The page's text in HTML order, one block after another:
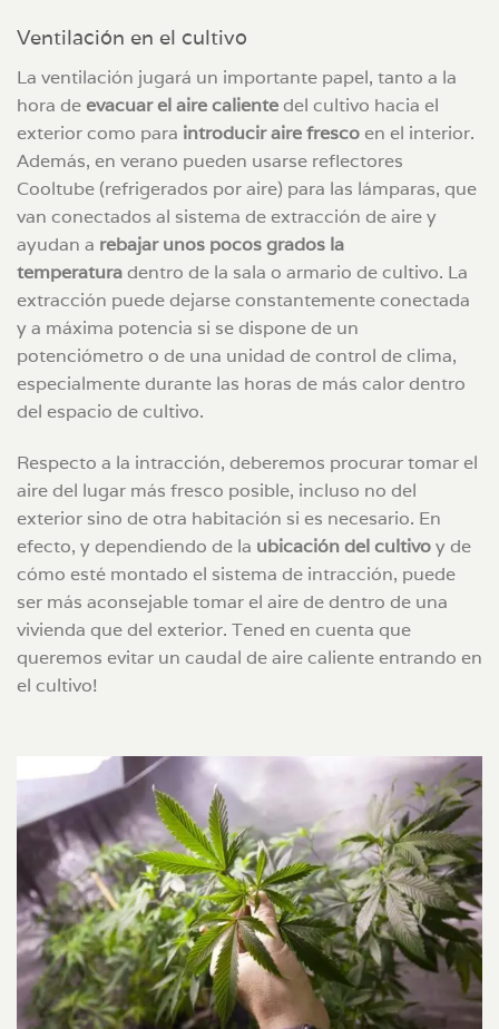
Ventilación en el cultivo
La ventilación jugará un importante papel, tanto a la
hora deevacuar el aire calientedel cultivo hacia el
exterior como para introducir aire fresco en el interior.
Además, en verano pueden usarse reflectores
Cooltube (refrigerados por aire) para las lámparas, que
van conectados al sistema de extracción de aire y
ayudan a rebajar unos pocos grados la
temperaturadentro de la sala o armario de cultivo. La
extracción puede dejarse constantemente conectada
y a máxima potencia si se dispone de un
potenciómetro o de una unidad de control de clima,
especialmente durante las horas de más calor dentro
del espacio de cultivo.
Respecto a la intracción, deberemos procurar tomar el
aire del lugar más fresco posible, incluso no del
exterior sino de otra habitación si es necesario. En
efecto, y dependiendo de la ubicación del cultivoy de
cómo esté montado el sistema de intracción, puede
ser más aconsejable tomar el aire de dentro de una
vivienda que del exterior. Tened en cuenta que
queremos evitar un caudal de aire caliente entrando en
el cultivo!